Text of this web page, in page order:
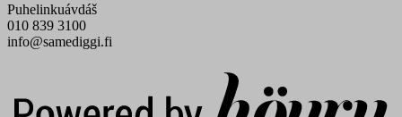
Puhelinkuávdáš
010 839 3100
info@samediggi.fi